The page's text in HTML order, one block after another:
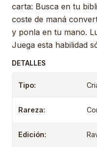
carta: Busca en tu
coste de maná
y ponla en tu mano.
Juega esta habilidad
DETALLES
Tipo:
Rareza:
Edición: